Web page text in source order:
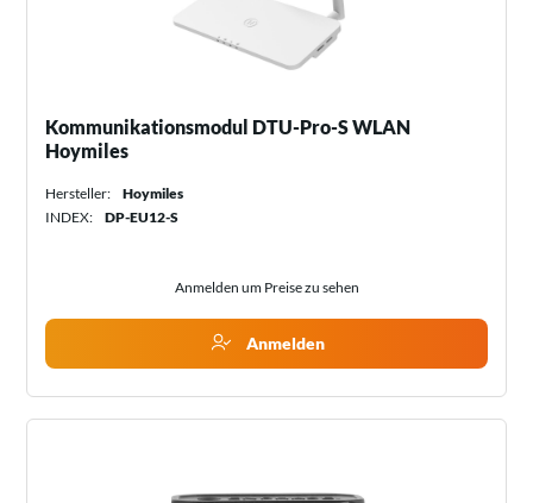
Kommunikationsmodul DTU-Pro-S WLAN
Hoymiles
Hersteller:
Hoymiles
INDEX:
DP-EU12-S
Anmelden um Preise zu sehen
Anmelden